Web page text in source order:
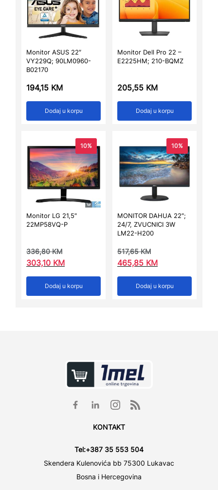
Monitor ASUS 22″
VY229Q; 90LM0960-
B02170
194,15 KM
Dodaj u korpu
Monitor Dell Pro 22 –
E2225HM; 210-BQMZ
205,55 KM
Dodaj u korpu
10%
Monitor LG 21,5″
22MP58VQ-P
336,80KM
303,10 KM
Dodaj u korpu
10%
MONITOR DAHUA 22″;
24/7, ZVUCNICI 3W
LM22-H200
517,65KM
465,85 KM
Dodaj u korpu
KONTAKT
Tel:+387 35 553 504
Skendera Kulenovića bb 75300 Lukavac
Bosna i Hercegovina